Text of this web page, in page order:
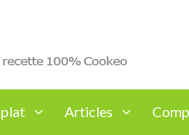
Articles